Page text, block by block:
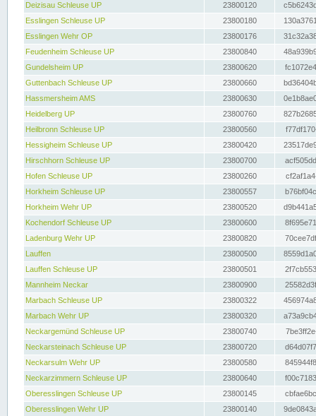
Deizisau Schleuse UP
23800120
Esslingen Schleuse UP
23800180
Esslingen Wehr OP
23800176
Feudenheim Schleuse UP
23800840
Gundelsheim UP
23800620
Guttenbach Schleuse UP
23800660
Hassmersheim AMS
23800630
Heidelberg UP
23800760
Heilbronn Schleuse UP
23800560
Hessigheim Schleuse UP
23800420
Hirschhorn Schleuse UP
23800700
Hofen Schleuse UP
23800260
Horkheim Schleuse UP
23800557
Horkheim Wehr UP
23800520
Kochendorf Schleuse UP
23800600
Ladenburg Wehr UP
23800820
Lauffen
23800500
Lauffen Schleuse UP
23800501
Mannheim Neckar
23800900
Marbach Schleuse UP
23800322
Marbach Wehr UP
23800320
Neckargemünd Schleuse UP
23800740
Neckarsteinach Schleuse UP
23800720
Neckarsulm Wehr UP
23800580
Neckarzimmern Schleuse UP
23800640
Oberesslingen Schleuse UP
23800145
Oberesslingen Wehr UP
23800140